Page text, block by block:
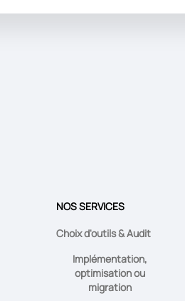
NOS SERVICES
Choix d'outils & Audit
Implémentation,
optimisation ou
migration